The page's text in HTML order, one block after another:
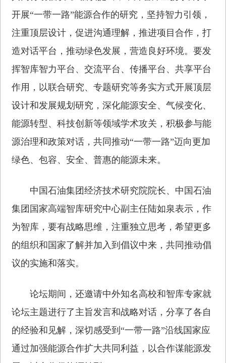
开展“一带一路”能源合作的研究，坚持智力引领，
注重顶层设计，促进沟通理解，推进项目合作，打
造对话平台，推动绿色发展，营造良好环境。要发
挥智库智力平台、交流平台、传播平台、共享平台
作用，以联合研究、专题研究等务实方式开展顶层
设计和发展规划研究，深化能源安全、气候变化、
能源转型、科技创新等领域学术攻关，积极参与能
源治理和政策对话，共同推动“一带一路”迈向更加
绿色、包容、安全、普惠的能源未来。
中国石油集团经济技术研究院院长、中国石油
集团国家高端智库研究中心副主任陆如泉表示，作
为智库，要有战略思维，注重独立思考，希望更多
的组织和国家了解并加入到倡议中来，共同推动倡
议的实施和落实。
论坛期间，还邀请中外知名高校和智库专家就
论坛主题进行了主旨发言和战略对话，分享了各自
的经验和见解，深切感受到“一带一路”沿线国家应
通过加强能源合作扩大共同利益，以合作谋能源发